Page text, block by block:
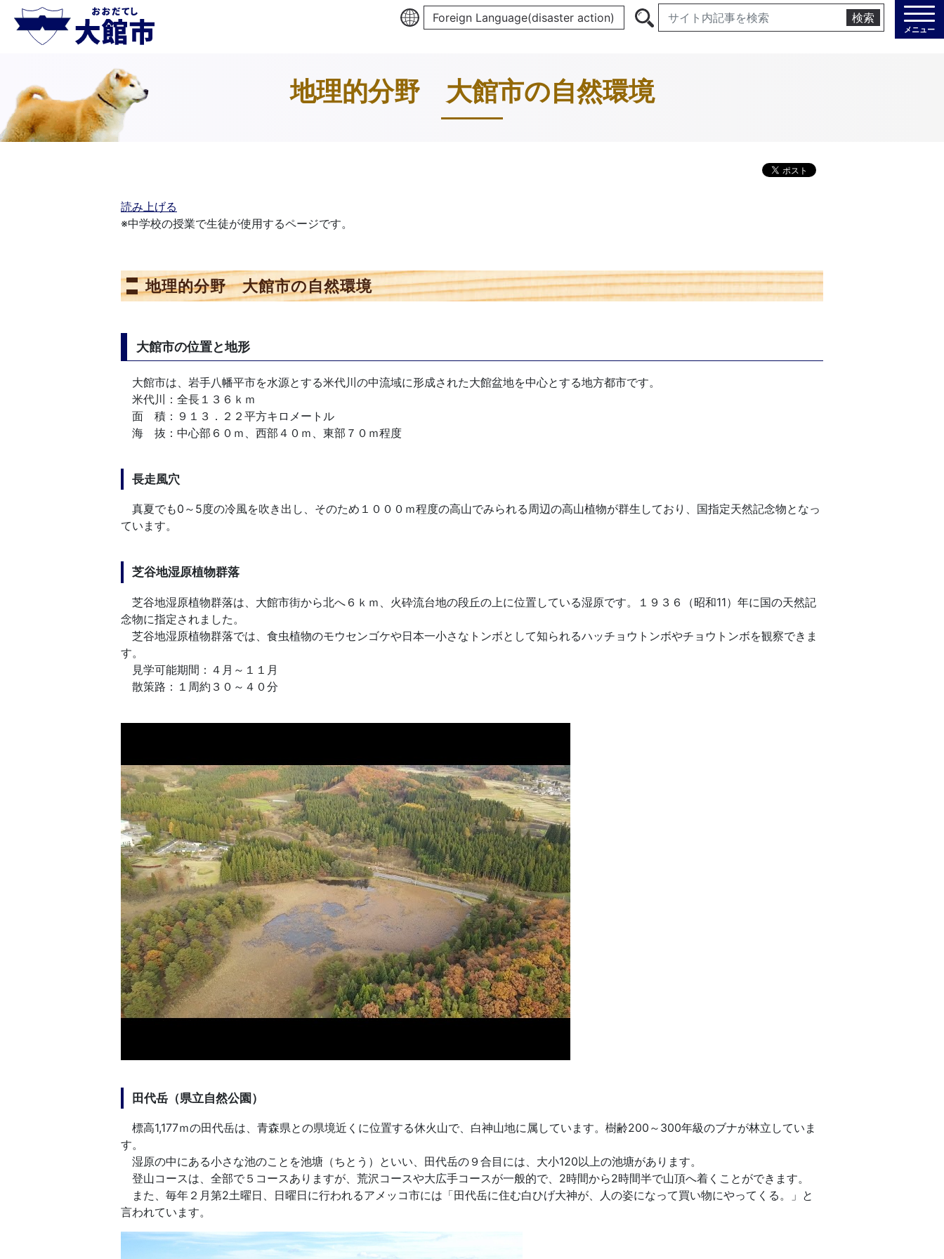
Foreign Language(disaster action) 検索
メニュー
地理的分野 大館市の自然環境
読み上げる
※中学校の授業で生徒が使用するページです。
地理的分野 大館市の自然環境
大館市の位置と地形
大館市は、岩手八幡平市を水源とする米代川の中流域に形成された大館盆地を中心とする地方都市です。
米代川：全長１３６ｋｍ
面 積：９１３．２２平方キロメートル
海 抜：中心部６０ｍ、西部４０ｍ、東部７０ｍ程度
長走風穴
真夏でも0～5度の冷風を吹き出し、そのため１０００ｍ程度の高山でみられる周辺の高山植物が群生しており、国指定天然記念物となっ
ています。
芝谷地湿原植物群落
芝谷地湿原植物群落は、大館市街から北へ６ｋｍ、火砕流台地の段丘の上に位置している湿原です。１９３６（昭和11）年に国の天然記
念物に指定されました。
芝谷地湿原植物群落では、食虫植物のモウセンゴケや日本一小さなトンボとして知られるハッチョウトンボやチョウトンボを観察できま
す。
見学可能期間：４月～１１月
散策路：１周約３０～４０分
田代岳（県立自然公園）
標高1,177ｍの田代岳は、青森県との県境近くに位置する休火山で、白神山地に属しています。樹齢200～300年級のブナが林立していま
す。
湿原の中にある小さな池のことを池塘（ちとう）といい、田代岳の９合目には、大小120以上の池塘があります。
登山コースは、全部で５コースありますが、荒沢コースや大広手コースが一般的で、2時間から2時間半で山頂へ着くことができます。
また、毎年２月第2土曜日、日曜日に行われるアメッコ市には「田代岳に住む白ひげ大神が、人の姿になって買い物にやってくる。」と
言われています。